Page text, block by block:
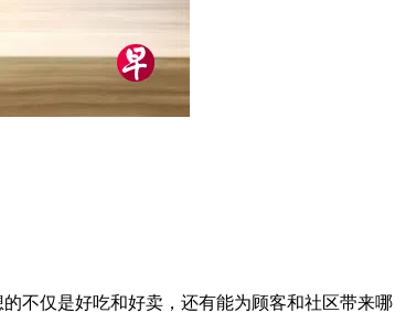
不仅是好吃和好卖，还有能为顾客和社区带来哪